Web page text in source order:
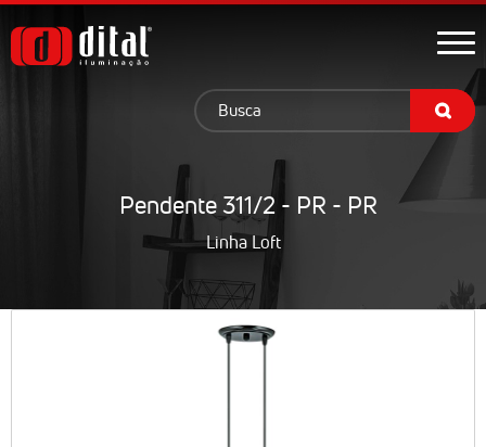
Pendente 311/2 - PR - PR
Linha Loft